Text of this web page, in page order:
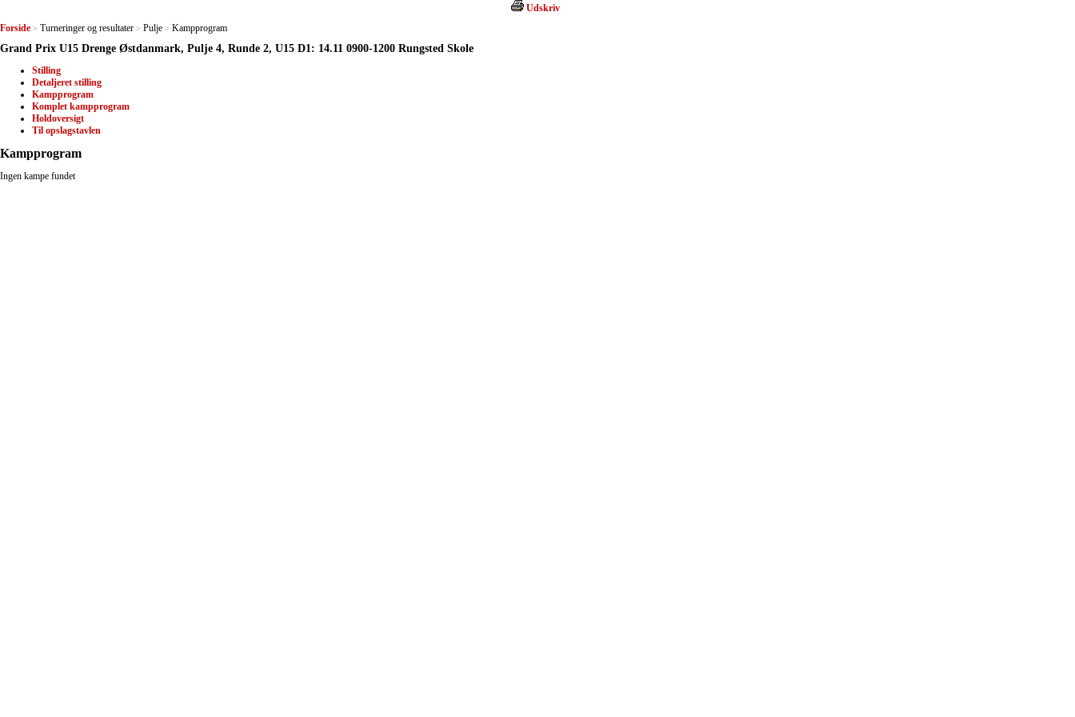
Udskriv
Forside > Turneringer og resultater > Pulje > Kampprogram
Grand Prix U15 Drenge Østdanmark, Pulje 4, Runde 2, U15 D1: 14.11 0900-1200 Rungsted Skole
Stilling
Detaljeret stilling
Kampprogram
Komplet kampprogram
Holdoversigt
Til opslagstavlen
Kampprogram
Ingen kampe fundet